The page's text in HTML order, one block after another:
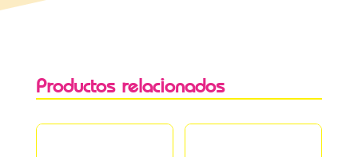
Productos relacionados